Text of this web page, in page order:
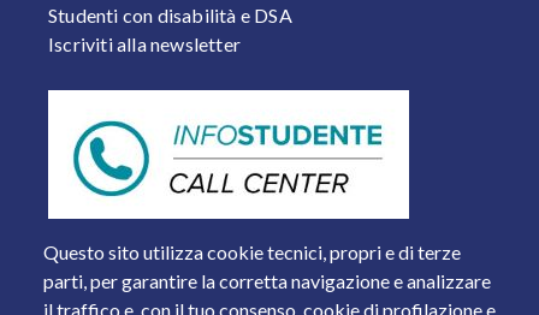
Questo sito utilizza cookie tecnici, propri e di terze
parti, per garantire la corretta navigazione e analizzare
il traffico e, con il tuo consenso, cookie di profilazione e
Studenti con disabilità e DSA
Iscriviti alla newsletter